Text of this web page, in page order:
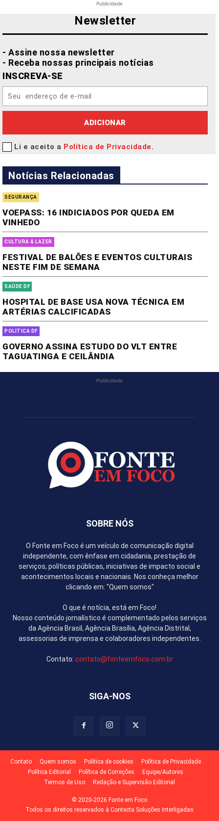
Publicidade
Newsletter
- Assine nossa newsletter
- Receba nossas principais notícias
INSCREVA-SE
ADICIONAR
Li e aceito a Política de Privacidade.
Notícias Relacionadas
SEGURANÇA
VOEPASS: 16 INDICIADOS POR QUEDA EM
VINHEDO
CULTURA & LAZER
FESTIVAL DE BALÕES E EVENTOS CULTURAIS
NESTE FIM DE SEMANA
SAÚDE DF
HOSPITAL DE BASE USA NOVA TÉCNICA EM
ARTÉRIAS CALCIFICADAS
POLÍTICA DF
GOVERNO ASSINA ESTUDO DO VLT ENTRE
TAGUATINGA E CEILÂNDIA
Publicidade
SOBRE NÓS
O Fonte em Foco é um veículo de comunicação digital
independente, com ênfase em cidadania, prestação de
serviços, políticas públicas, iniciativas de impacto social e
acontecimentos locais e nacionais. Nos conheça melhor
clicando em: "Quem somos"
O que é notícia, está em Foco!
Nosso conteúdo jornalístico é complementado pelos serviços
da Agência Brasil, Agência Brasília, Agência Distrital,
assessorias de imprensa e colaboradores independentes.
Contato: contato@fonteemfoco.com.br
SIGA-NOS
Contato Quem somos Política de cookies
Política de Privacidade
Política Editorial
Política de Correções
Equipe/Autores
Termos de Uso
Redação e Supervisão Editorial
© 2020-2026 Fonte em Foco
Todos os direitos reservados à Contecta Soluções Interligadas